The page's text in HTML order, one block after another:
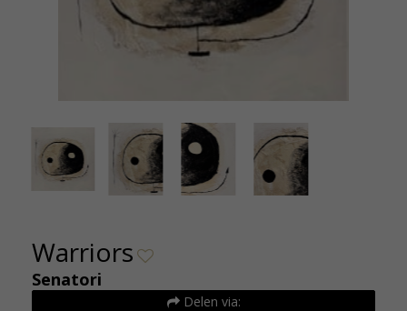
Warriors 2026 - Selwyn Senatori - Kunsthuizen
Warriors
Senatori
Delen via: